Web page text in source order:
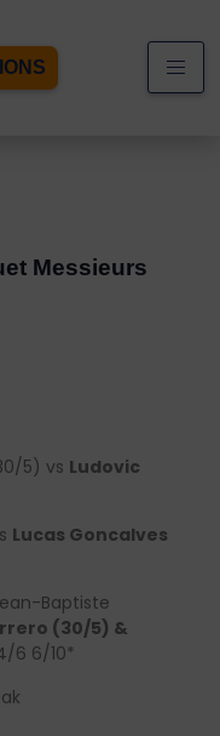
Messieurs
5) vs Ludovic
Lucas Goncalves
Baptiste
(30/5) &
6 6/10*